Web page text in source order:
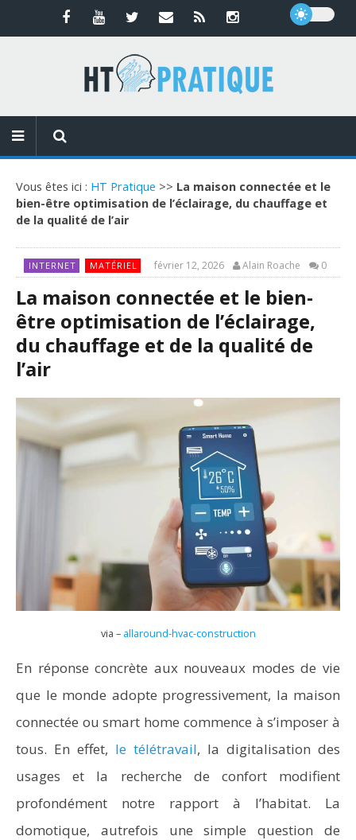
Vous êtes ici : HT Pratique >> La maison connectée et le
bien-être optimisation de l’éclairage, du chauffage et
de la qualité de l’air
INTERNET MATÉRIEL février 12, 2026 Alain Roache 0
La maison connectée et le bien-
être optimisation de l’éclairage,
du chauffage et de la qualité de
l’air
via – allaround-hvac-construction
En réponse concrète aux nouveaux modes de vie
que le monde adopte progressivement, la maison
connectée ou smart home commence à s’imposer à
tous. En effet, le télétravail, la digitalisation des
usages et la recherche de confort modifient
profondément notre rapport à l’habitat. La
domotique, autrefois une simple question de